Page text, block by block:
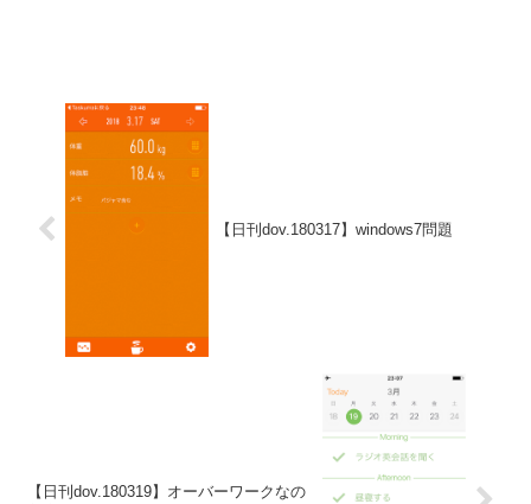
【日刊dov.180317】windows7問題
【日刊dov.180319】オーバーワークなの